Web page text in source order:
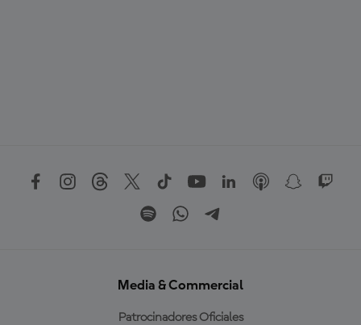
Media & Commercial
Patrocinadores Oficiales